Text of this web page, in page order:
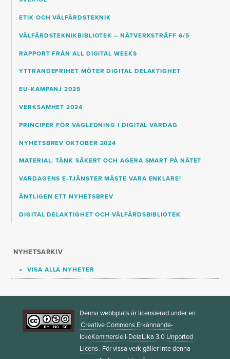
ETIK OCH VÄLFÄRDSTEKNIK
VÄLFÄRDSTEKNIKBIBLIOTEK – NÄTVERKSTRÄFF 6/5
RAPPORT FRÅN ALL DIGITAL WEEKS
YTTRANDEFRIHET MÖTER DIGITAL DELAKTIGHET
EU-KAMPANJ 2025
VERKSAMHET 2024
PRINCIPER FÖR VÄGLEDNING I DIGITAL VARDAG
NYHETSBREV OKTOBER 2024
MATERIAL: TÄNK SÄKERT OCH AGERA SMART PÅ NÄTET
VARDAGENS E-TJÄNSTER MÅSTE VARA ENKLARE!
ÄNTLIGEN ETT NYHETSBREV
DIGITAL DELAKTIGHET OCH VÄLFÄRDSBIBLIOTEK
NYHETSARKIV
VISA ALLA NYHETER
Denna webbplats är licensierad under en
Creative Commons Erkännande-
IckeKommersiell-DelaLika 3.0 Unported
Licens. För vissa verk gäller inte denna